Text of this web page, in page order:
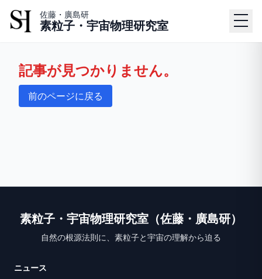
佐藤・廣島研
素粒子・宇宙物理研究室
記事が見つかりません。
前のページに戻る
素粒子・宇宙物理研究室（佐藤・廣島研）
自然の根源法則に、素粒子と宇宙の理解から迫る
ニュース